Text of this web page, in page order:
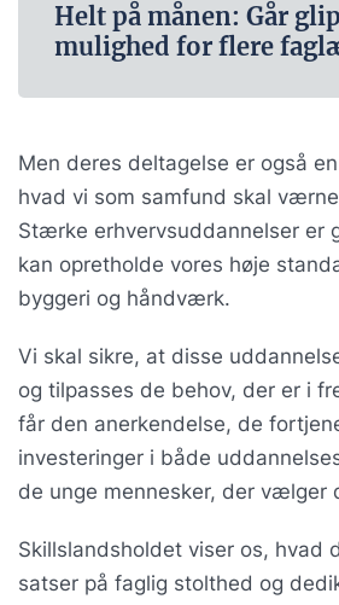
Helt på månen: Går
mulighed for flere
Men deres deltagelse er også
hvad vi som samfund skal
Stærke erhvervsuddannelser er
kan opretholde vores høje
byggeri og håndværk.
Vi skal sikre, at disse
og tilpasses de behov, der er i
får den anerkendelse, de
investeringer i både
de unge mennesker, der vælger
Skillslandsholdet viser os, hvad
satser på faglig stolthed og